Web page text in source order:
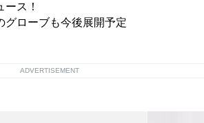
ス！
グローブも今後展開予定
ADVERTISEMENT